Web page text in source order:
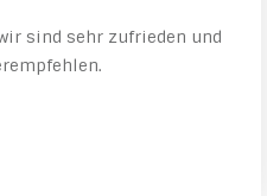
sind sehr zufrieden und